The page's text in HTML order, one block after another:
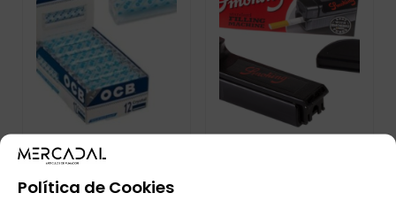
Política de Cookies